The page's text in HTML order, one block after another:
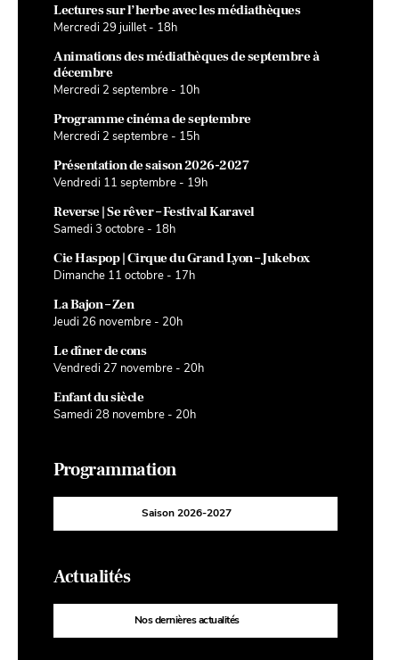
Lectures sur l’herbe avec les médiathèques
Mercredi 29 juillet - 18h
Animations des médiathèques de septembre à
décembre
Mercredi 2 septembre - 10h
Programme cinéma de septembre
Mercredi 2 septembre - 15h
Présentation de saison 2026-2027
Vendredi 11 septembre - 19h
Reverse | Se rêver – Festival Karavel
Samedi 3 octobre - 18h
Cie Haspop | Cirque du Grand Lyon – Jukebox
Dimanche 11 octobre - 17h
La Bajon – Zen
Jeudi 26 novembre - 20h
Le dîner de cons
Vendredi 27 novembre - 20h
Enfant du siècle
Samedi 28 novembre - 20h
Programmation
Saison 2026-2027
Actualités
Nos dernières actualités